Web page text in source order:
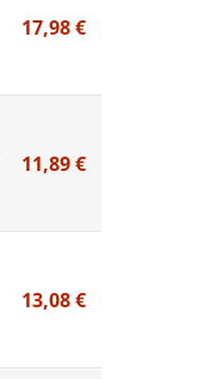
17,98 €
11,89 €
13,08 €